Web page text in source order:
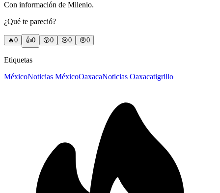
Con información de Milenio.
¿Qué te pareció?
🔥0 👍0 😲0 😢0 😠0
Etiquetas
MéxicoNoticias MéxicoOaxacaNoticias Oaxacatigrillo